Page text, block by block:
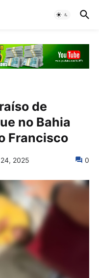
de
no Bahia
Francisco
2025 0